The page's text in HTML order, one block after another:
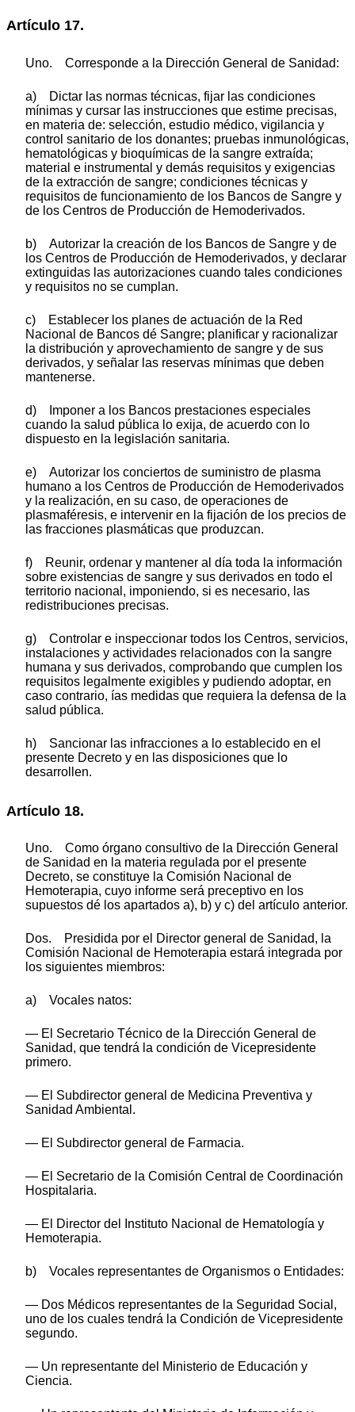
Artículo 17.
Uno. Corresponde a la Dirección General de Sanidad:
a) Dictar las normas técnicas, fijar las condiciones
mínimas y cursar las instrucciones que estime precisas,
en materia de: selección, estudio médico, vigilancia y
control sanitario de los donantes; pruebas inmunológicas,
hematológicas y bioquímicas de la sangre extraída;
material e instrumental y demás requisitos y exigencias
de la extracción de sangre; condiciones técnicas y
requisitos de funcionamiento de los Bancos de Sangre y
de los Centros de Producción de Hemoderivados.
b) Autorizar la creación de los Bancos de Sangre y de
los Centros de Producción de Hemoderivados, y declarar
extinguidas las autorizaciones cuando tales condiciones
y requisitos no se cumplan.
c) Establecer los planes de actuación de la Red
Nacional de Bancos dé Sangre; planificar y racionalizar
la distribución y aprovechamiento de sangre y de sus
derivados, y señalar las reservas mínimas que deben
mantenerse.
d) Imponer a los Bancos prestaciones especiales
cuando la salud pública lo exija, de acuerdo con lo
dispuesto en la legislación sanitaria.
e) Autorizar los conciertos de suministro de plasma
humano a los Centros de Producción de Hemoderivados
y la realización, en su caso, de operaciones de
plasmaféresis, e intervenir en la fijación de los precios de
las fracciones plasmáticas que produzcan.
f) Reunir, ordenar y mantener al día toda la información
sobre existencias de sangre y sus derivados en todo el
territorio nacional, imponiendo, si es necesario, las
redistribuciones precisas.
g) Controlar e inspeccionar todos los Centros, servicios,
instalaciones y actividades relacionados con la sangre
humana y sus derivados, comprobando que cumplen los
requisitos legalmente exigibles y pudiendo adoptar, en
caso contrario, ías medidas que requiera la defensa de la
salud pública.
h) Sancionar las infracciones a lo establecido en el
presente Decreto y en las disposiciones que lo
desarrollen.
Artículo 18.
Uno. Como órgano consultivo de la Dirección General
de Sanidad en la materia regulada por el presente
Decreto, se constituye la Comisión Nacional de
Hemoterapia, cuyo informe será preceptivo en los
supuestos dé los apartados a), b) y c) del artículo anterior.
Dos. Presidida por el Director general de Sanidad, la
Comisión Nacional de Hemoterapia estará integrada por
los siguientes miembros:
a) Vocales natos:
— El Secretario Técnico de la Dirección General de
Sanidad, que tendrá la condición de Vicepresidente
primero.
— El Subdirector general de Medicina Preventiva y
Sanidad Ambiental.
— El Subdirector general de Farmacia.
— El Secretario de la Comisión Central de Coordinación
Hospitalaria.
— El Director del Instituto Nacional de Hematología y
Hemoterapia.
b) Vocales representantes de Organismos o Entidades:
— Dos Médicos representantes de la Seguridad Social,
uno de los cuales tendrá la Condición de Vicepresidente
segundo.
— Un representante del Ministerio de Educación y
Ciencia.